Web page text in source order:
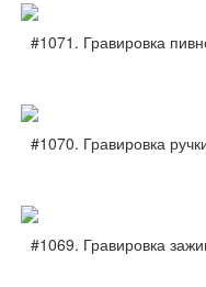
#1071. Гравировка
#1070. Гравировка
#1069. Гравировка